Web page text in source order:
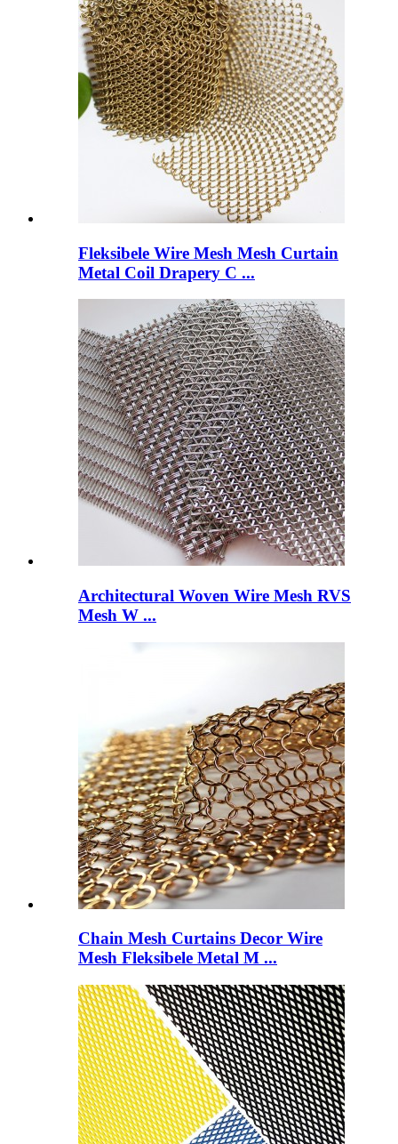
Fleksibele Wire Mesh Mesh Curtain
Metal Coil Drapery C ...
Architectural Woven Wire Mesh RVS
Mesh W ...
Chain Mesh Curtains Decor Wire
Mesh Fleksibele Metal M ...